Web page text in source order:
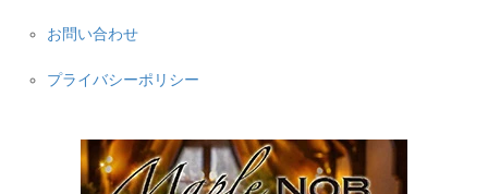
お問い合わせ
プライバシーポリシー